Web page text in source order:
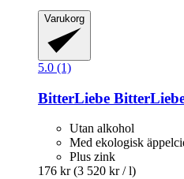
Varukorg
5.0 (1)
BitterLiebe
Utan alkohol
Med ekologisk
Plus zink
176 kr (3 520 kr / l)